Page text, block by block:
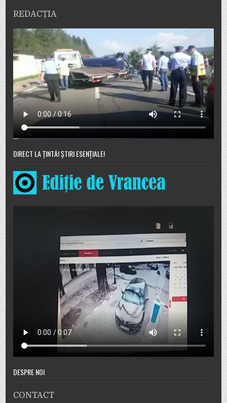
REDACȚIA
DIRECT LA ȚINTĂ! ȘTIRI ESENȚIALE!
DESPRE NOI
CONTACT